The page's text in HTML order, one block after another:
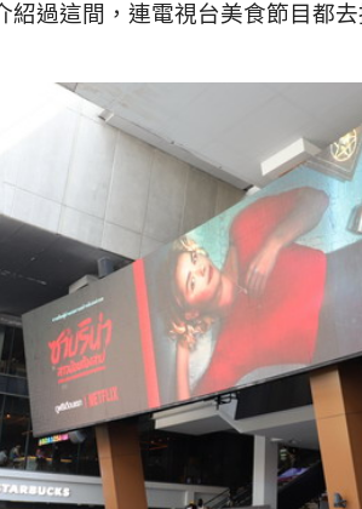
紹過這間，連電視台美食節目都去